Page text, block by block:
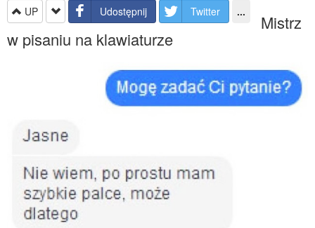
UP Udostępnij Twitter ... Mistrz
w pisaniu na klawiaturze